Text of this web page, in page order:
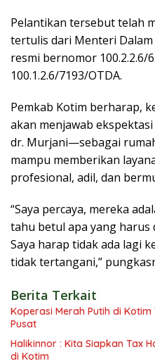
Pelantikan tersebut telah
tertulis dari Menteri
resmi bernomor 100.2.2.6/
100.1.2.6/7193/OTDA.
Pemkab Kotim berharap,
akan menjawab
dr. Murjani—sebagai
mampu memberikan
profesional, adil, dan
“Saya percaya, mereka
tahu betul apa yang harus
Saya harap tidak ada lagi
tidak tertangani,”
Berita Terkait
Koperasi Merah Putih di
Pusat
Halikinnor : Kita Siapkan Tax
di Kotim